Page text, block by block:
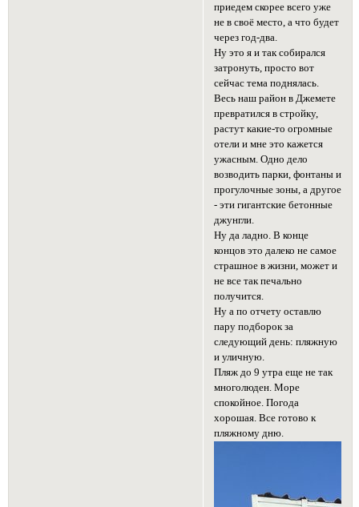
приедем скорее всего уже
не в своё место, а что будет
через год-два.
Ну это я и так собирался
затронуть, просто вот
сейчас тема поднялась.
Весь наш район в Джемете
превратился в стройку,
растут какие-то огромные
отели и мне это кажется
ужасным. Одно дело
возводить парки, фонтаны и
прогулочные зоны, а другое
- эти гигантские бетонные
джунгли.
Ну да ладно. В конце
концов это далеко не самое
страшное в жизни, может и
не все так печально
получится.
Ну а по отчету оставлю
пару подборок за
следующий день: пляжную
и уличную.
Пляж до 9 утра еще не так
многолюден. Море
спокойное. Погода
хорошая. Все готово к
пляжному дню.